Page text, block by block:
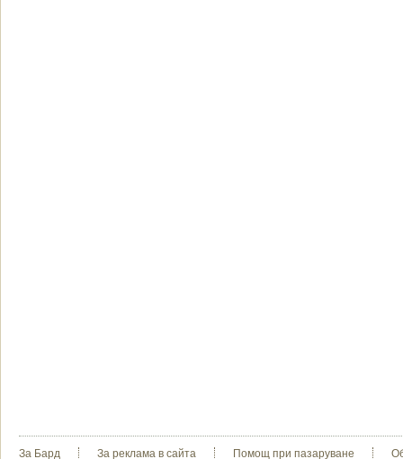
За Бард За реклама в сайта Помощ при пазаруване